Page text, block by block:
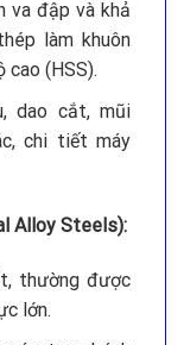
va đập và khả
làm khuôn
cao (HSS).
dao cắt, mũi
chi tiết máy
Alloy Steels):
thường được
lớn.